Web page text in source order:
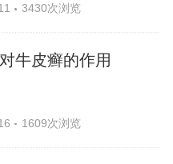
3430次浏览
牛皮癣的作用
1609次浏览